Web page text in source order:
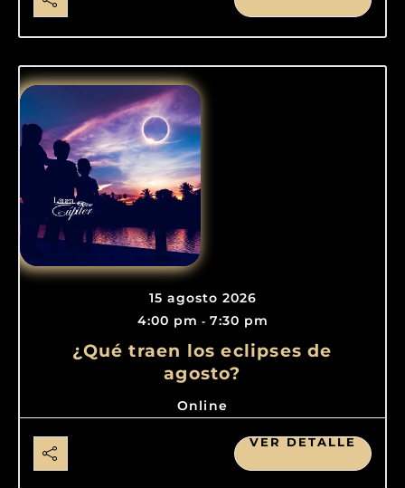
15 agosto 2026
4:00 pm - 7:30 pm
¿Qué traen los eclipses de
agosto?
Online
VER DETALLE